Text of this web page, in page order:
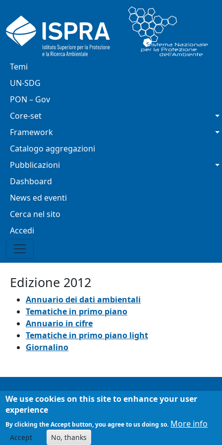
Navigazione principale
Temi
UN-SDG
PON – Gov
Core-set
Framework
Catalogo aggregazioni
Pubblicazioni
Dashboard
News ed eventi
Cerca nel sito
Menu profilo utente
Accedi
Edizione 2012
Annuario dei dati ambientali
Tematiche in primo piano
Annuario in cifre
Tematiche in primo piano light
Giornalino
Informazioni
Chi siamo
Mappa del sito
We use cookies on this site to enhance your user
experience
By clicking the Accept button, you agree to us doing so. More info
Accept No, thanks